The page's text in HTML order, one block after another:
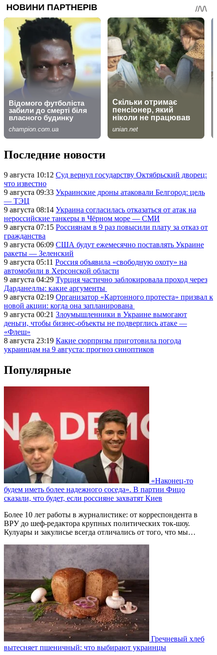
Последние новости
9 августа 10:12 Суд вернул государству Октябрьский дворец:
что известно
9 августа 09:33 Украинские дроны атаковали Белгород: цель
— ТЭЦ
9 августа 08:14 Украина согласилась отказаться от атак на
нероссийские танкеры в Чёрном море — СМИ
9 августа 07:15 Россиянам в 9 раз повысили плату за отказ от
гражданства
9 августа 06:09 США будут ежемесячно поставлять Украине
ракеты — Зеленский
9 августа 05:11 Россия объявила «свободную охоту» на
автомобили в Херсонской области
9 августа 04:29 Турция частично заблокировала проход через
Дарданеллы: какие аргументы
9 августа 02:19 Организатор «Картонного протеста» призвал к
новой акции: когда она запланирована
9 августа 00:21 Злоумышленники в Украине вымогают
деньги, чтобы бизнес-объекты не подверглись атаке —
«Флеш»
8 августа 23:19 Какие сюрпризы приготовила погода
украинцам на 9 августа: прогноз синоптиков
Популярные
«Наконец-то
будем иметь более надежного соседа». В партии Фицо
сказали, что будет, если россияне захватят Киев
Более 10 лет работы в журналистике: от корреспондента в
ВРУ до шеф-редактора крупных политических ток-шоу.
Кулуары и закулисье всегда отличались от того, что мы…
Гречневый хлеб
вытесняет пшеничный: что выбирают украинцы